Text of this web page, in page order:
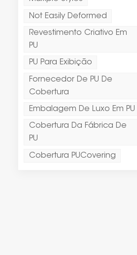
Not Easily Deformed
Revestimento Criativo Em
PU
PU Para Exibição
Fornecedor De PU De
Cobertura
Embalagem De Luxo Em PU
Cobertura Da Fábrica De
PU
Cobertura PUCovering